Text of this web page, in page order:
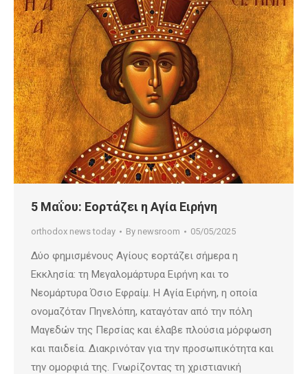
5 Μαΐου: Εορτάζει η Αγία Ειρήνη
orthodox news today By newsroom 05/05/2025
Δύο φημισμένους Αγίους εορτάζει σήμερα η
Εκκλησία: τη Μεγαλομάρτυρα Ειρήνη και το
Νεομάρτυρα Όσιο Εφραίμ. Η Αγία Ειρήνη, η οποία
ονομαζόταν Πηνελόπη, καταγόταν από την πόλη
Μαγεδών της Περσίας και έλαβε πλούσια μόρφωση
και παιδεία. Διακρινόταν για την προσωπικότητα και
την ομορφιά της. Γνωρίζοντας τη χριστιανική